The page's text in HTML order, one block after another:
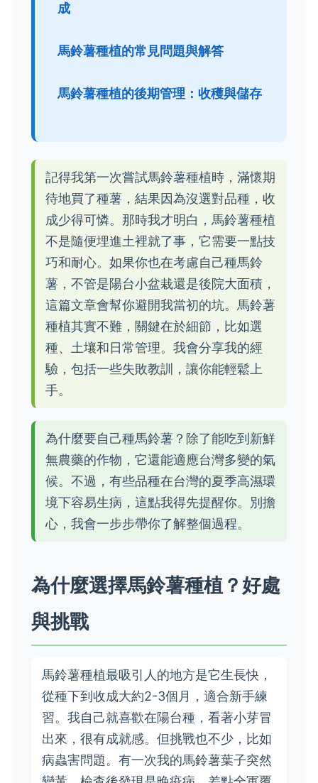
成
馬鈴薯種植的常見問題與解答
馬鈴薯種植的後期管理：收穫與儲存
記得我第一次嘗試馬鈴薯種植時，滿懷期
待地買了種薯，結果因為沒選對品種，收
成少得可憐。那時我才明白，馬鈴薯種植
不是隨便埋進土裡就了事，它需要一點技
巧和耐心。如果你也在考慮自己種馬鈴
薯，不管是陽台小盆栽還是後院大面積，
這篇文章會幫你避開我當初的坑。馬鈴薯
種植其實不難，關鍵在於細節，比如選
種、土壤和日常管理。我會分享我的經
驗，包括一些失敗教訓，讓你能輕鬆上
手。
為什麼要自己種馬鈴薯？除了能吃到新鮮
無農藥的作物，它還能適應台灣多變的氣
候。不過，有些品種在台灣的夏季高濕環
境下容易生病，這點我得先提醒你。別擔
心，我會一步步帶你了解整個過程。
為什麼選擇馬鈴薯種植？好處
與挑戰
馬鈴薯種植最吸引人的地方是它生長快，
從種下到收成大約2-3個月，適合新手練
習。我自己就喜歡在陽台種，看著小芽冒
出來，很有成就感。但挑戰也不少，比如
病蟲害問題。有一次我的馬鈴薯葉子突然